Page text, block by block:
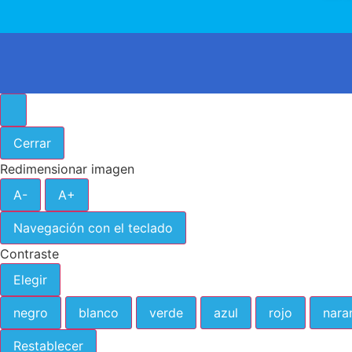
Cerrar
Redimensionar imagen
A-
A+
Navegación con el teclado
Contraste
Elegir
negro blanco verde azul rojo
Restablecer